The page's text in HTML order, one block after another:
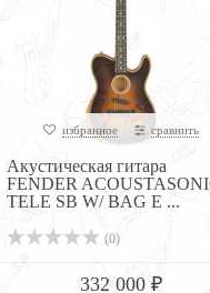
избранное сравнить
Акустическая гитара
FENDER
TELE SB W/ BAG E ...
(0)
332 000 ₽